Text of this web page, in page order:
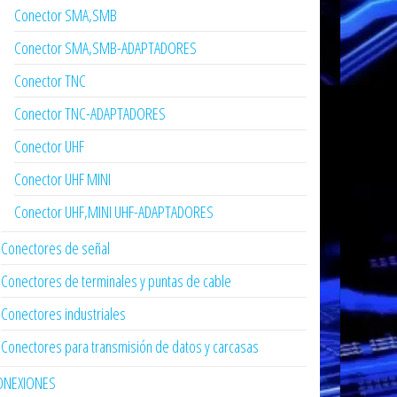
Conector SMA,SMB
Conector SMA,SMB-ADAPTADORES
Conector TNC
Conector TNC-ADAPTADORES
Conector UHF
Conector UHF MINI
Conector UHF,MINI UHF-ADAPTADORES
Conectores de señal
Conectores de terminales y puntas de cable
Conectores industriales
Conectores para transmisión de datos y carcasas